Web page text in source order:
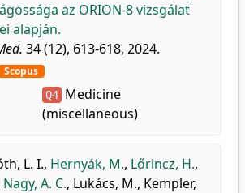
az ORION-8 vizsgálat
alapján.
34 (12), 613-618, 2024.
Scopus
Q4 Medicine
(miscellaneous)
L. I., Hernyák, M., Lőrincz, H.,
Nagy, A. C., Lukács, M., Kempler,